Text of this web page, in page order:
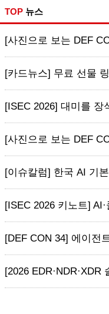
TOP 뉴스
[사진으로 보는 DEF
[카드뉴스] 무료 선물
[ISEC 2026] 대미를 장
[사진으로 보는 DEF
[이슈칼럼] 한국 AI 기
[ISEC 2026 키노트]
[DEF CON 34] 에이전
[2026 EDR·NDR·XDR